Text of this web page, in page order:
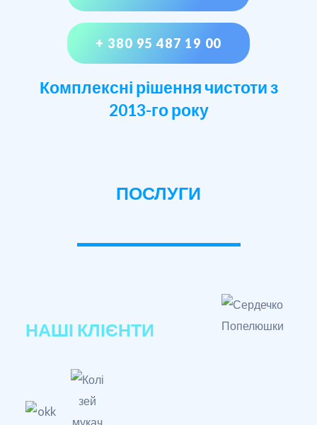
+ 380 95 487 19 00
Комплексні рішення чистоти з
2013-го року
ПОСЛУГИ
НАШІ КЛІЄНТИ